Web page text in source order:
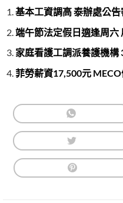
基本工資調高 泰辦處公告
端午節法定假日適逢周六
家庭看護工調派養護機構
菲勞薪資17,500元